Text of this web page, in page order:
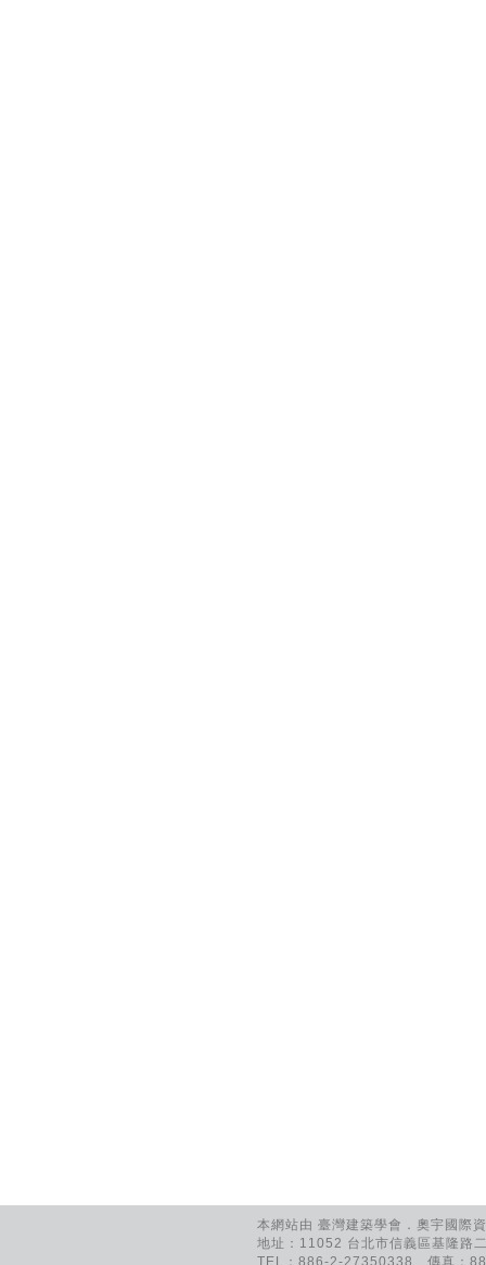
本網站由 臺灣建築學會．奧宇國
地址：11052 台北市信義區基隆路
TEL：886-2-27350338 傳真：